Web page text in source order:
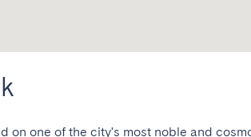
on one of the city's most noble and